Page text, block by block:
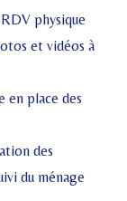
RDV physique
et vidéos à
place des
des
du ménage